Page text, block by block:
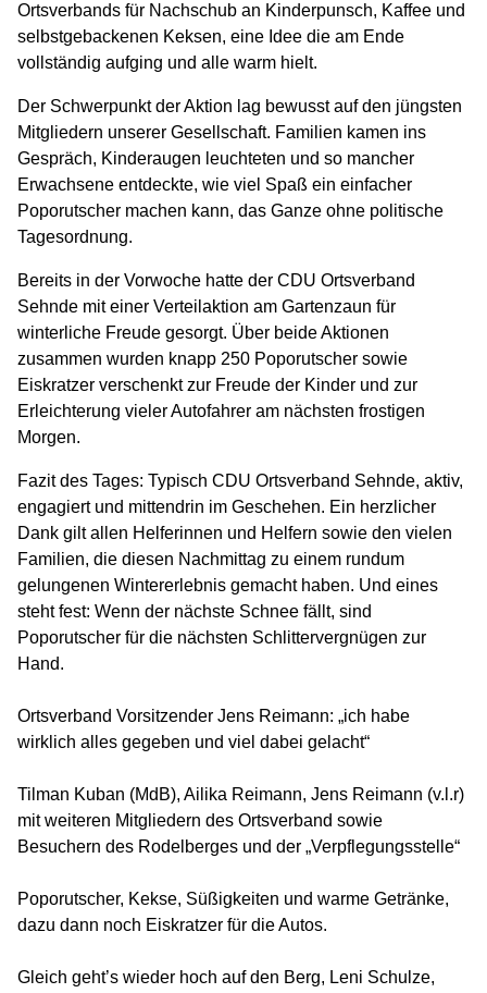
Ortsverbands für Nachschub an Kinderpunsch, Kaffee und
selbstgebackenen Keksen, eine Idee die am Ende
vollständig aufging und alle warm hielt.
Der Schwerpunkt der Aktion lag bewusst auf den jüngsten
Mitgliedern unserer Gesellschaft. Familien kamen ins
Gespräch, Kinderaugen leuchteten und so mancher
Erwachsene entdeckte, wie viel Spaß ein einfacher
Poporutscher machen kann, das Ganze ohne politische
Tagesordnung.
Bereits in der Vorwoche hatte der CDU Ortsverband
Sehnde mit einer Verteilaktion am Gartenzaun für
winterliche Freude gesorgt. Über beide Aktionen
zusammen wurden knapp 250 Poporutscher sowie
Eiskratzer verschenkt zur Freude der Kinder und zur
Erleichterung vieler Autofahrer am nächsten frostigen
Morgen.
Fazit des Tages: Typisch CDU Ortsverband Sehnde, aktiv,
engagiert und mittendrin im Geschehen. Ein herzlicher
Dank gilt allen Helferinnen und Helfern sowie den vielen
Familien, die diesen Nachmittag zu einem rundum
gelungenen Wintererlebnis gemacht haben. Und eines
steht fest: Wenn der nächste Schnee fällt, sind
Poporutscher für die nächsten Schlittervergnügen zur
Hand.
Ortsverband Vorsitzender Jens Reimann: „ich habe
wirklich alles gegeben und viel dabei gelacht“
Tilman Kuban (MdB), Ailika Reimann, Jens Reimann (v.l.r)
mit weiteren Mitgliedern des Ortsverband sowie
Besuchern des Rodelberges und der „Verpflegungsstelle“
Poporutscher, Kekse, Süßigkeiten und warme Getränke,
dazu dann noch Eiskratzer für die Autos.
Gleich geht’s wieder hoch auf den Berg, Leni Schulze,